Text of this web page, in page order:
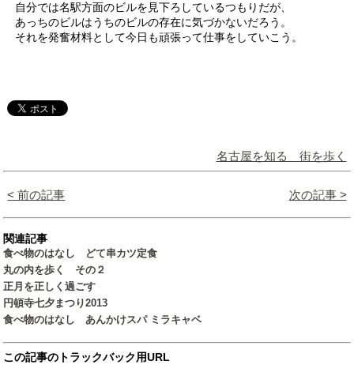
自分では名駅方面のビルを見下ろしているつもりだが、
あっちのビルはうちのビルの存在に気づかないだろう。
それを発奮材料として今日も頑張って仕事をしていこう。
名古屋を知る 街を歩く
< 前の記事 次の記事 >
関連記事
食べ物のはなし どて串カツ定食
丸の内を歩く その２
正月を正しく過ごす
円頓寺七夕まつり2013
食べ物のはなし あんかけスパ ミラキャベ
この記事のトラックバック用URL